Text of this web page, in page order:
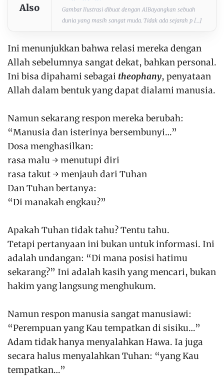
Also
Gambar Ilustrasi dibuat dengan AIBayangkan sebuah
dunia yang masih sangat muda. Tidak ada sejarah p [...]
Ini menunjukkan bahwa relasi mereka dengan
Allah sebelumnya sangat dekat, bahkan personal.
Ini bisa dipahami sebagai theophany, penyataan
Allah dalam bentuk yang dapat dialami manusia.
Namun sekarang respon mereka berubah:
“Manusia dan isterinya bersembunyi…”
Dosa menghasilkan:
rasa malu → menutupi diri
rasa takut → menjauh dari Tuhan
Dan Tuhan bertanya:
“Di manakah engkau?”
Apakah Tuhan tidak tahu? Tentu tahu.
Tetapi pertanyaan ini bukan untuk informasi. Ini
adalah undangan: “Di mana posisi hatimu
sekarang?” Ini adalah kasih yang mencari, bukan
hakim yang langsung menghukum.
Namun respon manusia sangat manusiawi:
“Perempuan yang Kau tempatkan di sisiku…”
Adam tidak hanya menyalahkan Hawa. Ia juga
secara halus menyalahkan Tuhan: “yang Kau
tempatkan…”